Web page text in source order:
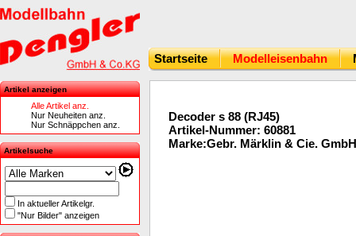
Startseite Modelleisenbahn
Artikel anzeigen
Alle Artikel anz.
Nur Neuheiten anz.
Nur Schnäppchen anz.
Artikelsuche
In aktueller Artikelgr.
"Nur Bilder" anzeigen
Decoder s 88 (RJ45)
Artikel-Nummer: 60881
Marke:Gebr. Märklin & Cie. GmbH